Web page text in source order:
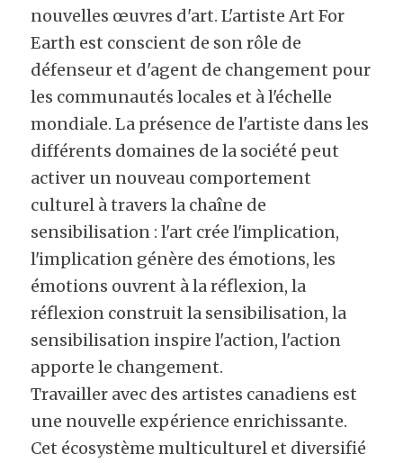
nouvelles œuvres d'art. L'artiste Art For
Earth est conscient de son rôle de
défenseur et d'agent de changement pour
les communautés locales et à l'échelle
mondiale. La présence de l'artiste dans les
différents domaines de la société peut
activer un nouveau comportement
culturel à travers la chaîne de
sensibilisation : l'art crée l'implication,
l'implication génère des émotions, les
émotions ouvrent à la réflexion, la
réflexion construit la sensibilisation, la
sensibilisation inspire l'action, l'action
apporte le changement.
Travailler avec des artistes canadiens est
une nouvelle expérience enrichissante.
Cet écosystème multiculturel et diversifié